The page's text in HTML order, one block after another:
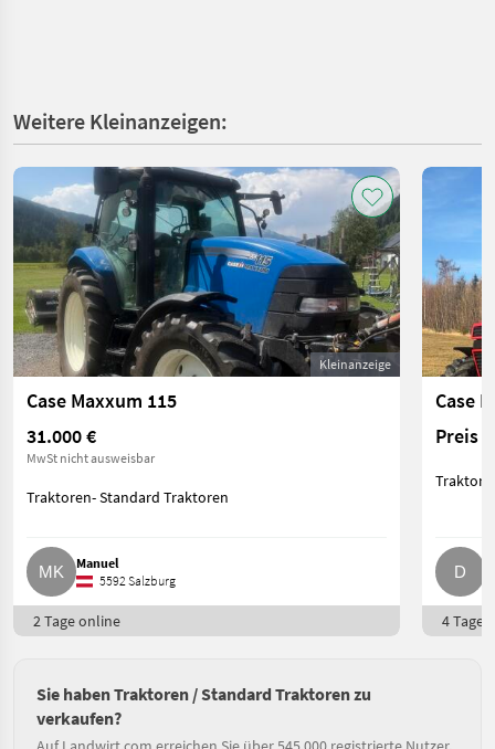
Weitere Kleinanzeigen:
Kleinanzeige
Case Maxxum 115
31.000 €
MwSt nicht ausweisbar
Traktoren- Standard Traktoren
Manuel
5592 Salzburg
2 Tage online
Case
Preis
4 Tage
Sie haben Traktoren / Standard Traktoren zu
verkaufen?